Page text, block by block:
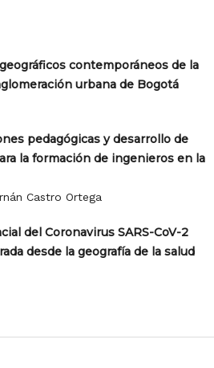
contemporáneos de la
urbana de Bogotá
pedagógicas y desarrollo de
la formación de ingenieros en la
Castro Ortega
del Coronavirus SARS-CoV-2
desde la geografía de la salud